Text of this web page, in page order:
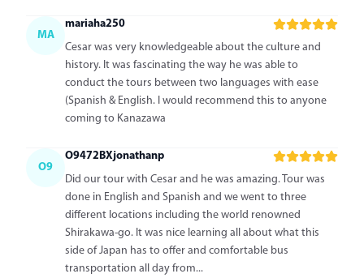
MA
mariaha250
Cesar was very knowledgeable about the culture and
history. It was fascinating the way he was able to
conduct the tours between two languages with ease
(Spanish & English. I would recommend this to anyone
coming to Kanazawa
O9
O9472BXjonathanp
Did our tour with Cesar and he was amazing. Tour was
done in English and Spanish and we went to three
different locations including the world renowned
Shirakawa-go. It was nice learning all about what this
side of Japan has to offer and comfortable bus
transportation all day from...